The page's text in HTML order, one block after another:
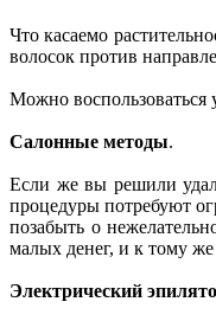
Что касаемо
волосок против
Можно воспользоваться
Салонные методы.
Если же вы решили
процедуры потребуют
позабыть о
малых денег, и к тому же
Электрический